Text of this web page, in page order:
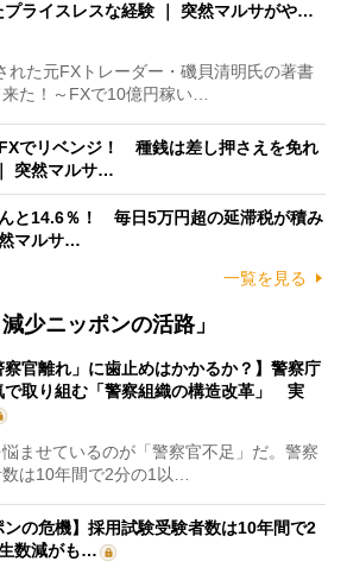
プライスレスな経験 ｜ 突然マルサがや…
た元FXトレーダー・磯貝清明氏の著書
来た！～FXで10億円稼い…
FXでリベンジ！ 種銭は差し押さえを免れ
突然マルサ…
んと14.6％！ 毎日5万円超の延滞税が積み
マルサ…
一覧を見る
少ニッポンの活路」
察官離れ」に歯止めはかかるか？】警察庁
で取り組む「警察組織の構造改革」 実
ませているのが「警察官不足」だ。警察
は10年間で2分の1以…
ンの危機】採用試験受験者数は10年間で2
数減がも…